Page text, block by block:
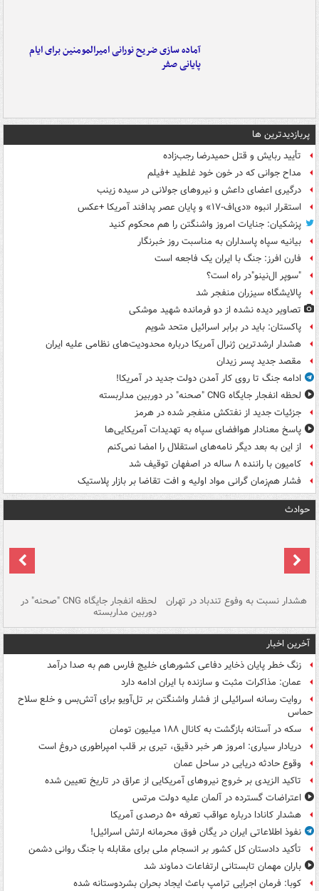
آماده سازی ضریح نورانی امیرالمومنین برای ایام
پایانی صفر
پربازدیدترین ها
تأیید ربایش و قتل حمیدرضا رجب‌زاده
مداح جوانی که در خون خود غلطید +فیلم
درگیری اعضای داعش و نیروهای جولانی در سیده زینب
استقرار انبوه «دی‌اف‑۱۷» و پایان عصر پدافند آمریکا +عکس
پزشکیان: جنایات امروز واشنگتن را هم محکوم کنید
بیانیه سپاه پاسداران به مناسبت روز خبرنگار
فارن افرز: جنگ با ایران یک فاجعه است
"سوپر ال‌نینو"در راه است؟
پالایشگاه سیزران منفجر شد
تصاویر دیده‌ نشده از دو فرمانده شهید موشکی
پاکستان: باید در برابر اسرائیل متحد شویم
هشدار ارشدترین ژنرال آمریکا درباره محدودیت‌های نظامی علیه ایران
مقصد جدید پسر زیدان
ادامه جنگ تا روی کار آمدن دولت جدید در آمریکا!
لحظه انفجار جایگاه CNG "صحنه" در دوربین مداربسته
جزئیات جدید از نفتکش منفجر شده در هرمز
پاسخ معنادار هوافضای سپاه به تهدیدات آمریکایی‌ها
از این به بعد دیگر نامه‌های استقلال را امضا نمی‌کنم
کامیون با راننده ۸ ساله در اصفهان توقیف شد
فشار هم‌زمان گرانی مواد اولیه و افت تقاضا بر بازار پلاستیک
حوادث
هشدار نسبت به وفوع تندباد در تهران لحظه انفجار جایگاه CNG "صحنه" در
دوربین مداربسته
آخرین اخبار
زنگ خطر پایان ذخایر دفاعی کشورهای خلیج فارس هم به صدا درآمد
عمان: مذاکرات مثبت و سازنده با ایران ادامه دارد
روایت رسانه اسرائیلی از فشار واشنگتن بر تل‌آویو برای آتش‌بس و خلع سلاح
حماس
سکه در آستانه بازگشت به کانال ۱۸۸ میلیون تومان
دریادار سیاری: امروز هر خبر دقیق، تیری بر قلب امپراطوری دروغ است
وقوع حادثه دریایی در ساحل عمان
تاکید الزیدی بر خروج نیروهای آمریکایی از عراق در تاریخ تعیین شده
اعتراضات گسترده در آلمان علیه دولت مرتس
هشدار کانادا درباره عواقب تعرفه ۵۰ درصدی آمریکا
نفوذ اطلاعاتی ایران در یگان فوق محرمانه ارتش اسرائیل!
تأکید دادستان کل کشور بر انسجام ملی برای مقابله با جنگ روانی دشمن
باران مهمان تابستانی ارتفاعات دماوند شد
کوبا: فرمان اجرایی ترامپ باعث ایجاد بحران بشردوستانه شده